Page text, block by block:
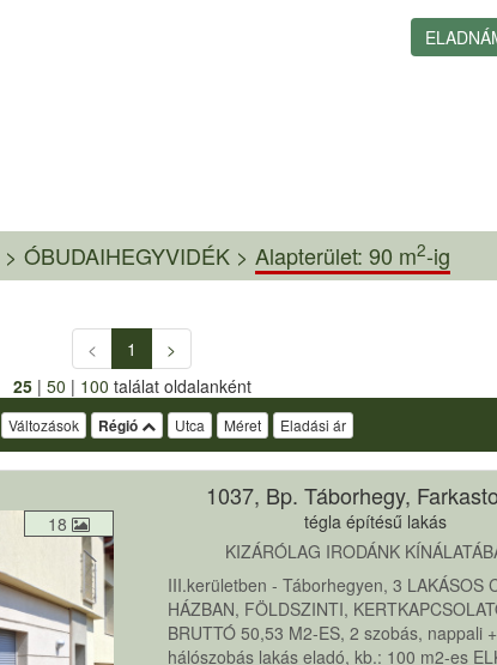
>ÓBUDAIHEGYVIDÉK > Alapterület: 90 m2-ig
< 1
>
25| 50 | 100 találat oldalanként
Változások Régió Utca Méret Eladási ár
18
1037, Bp. Táborhegy,
tégla építésű lakás
KIZÁRÓLAG IRODÁNK
III.kerületben - Táborhegyen, 3 LAKÁSOS
HÁZBAN, FÖLDSZINTI,
BRUTTÓ 50,53 M2-ES, 2 szobás, nappali
hálószobás lakás eladó, kb.: 100 m2-es